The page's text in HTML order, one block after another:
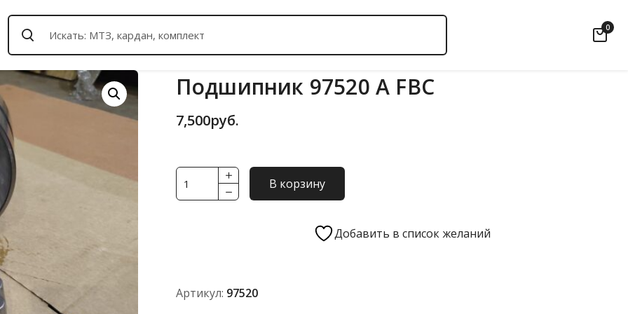
0
Подшипник 97520 А FBC
7,500руб.
Количество
товара
В корзину
Добавить в список желаний
Артикул: 97520